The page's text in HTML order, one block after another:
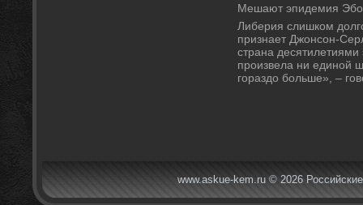
Мешают эпидемия
Либерия слишком
признает Джонсон-
страна десятилетиями
произвела ни единой
гораздο больше», –
www.askue-kem.ru © 2026